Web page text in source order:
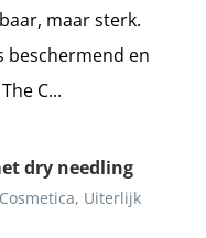
maar sterk.
beschermend en
C...
dry needling
Cosmetica, Uiterlijk